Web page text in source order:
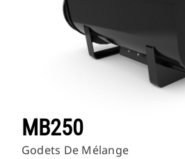
MB250
Godets De Mélange